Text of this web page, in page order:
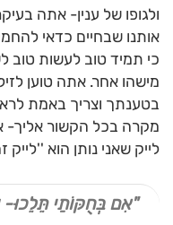
ולגופו של ענין- אתה
אותנו שבחיים כדאי
כי תמיד טוב לעשות טוב
מישהו אחר. אתה טוען
בטענתך וצריך באמת
מקרה בכל הקשור אליך-
לייק שאני נותן הוא ''לייק
"אִם בְּחֻקּוֹתַי